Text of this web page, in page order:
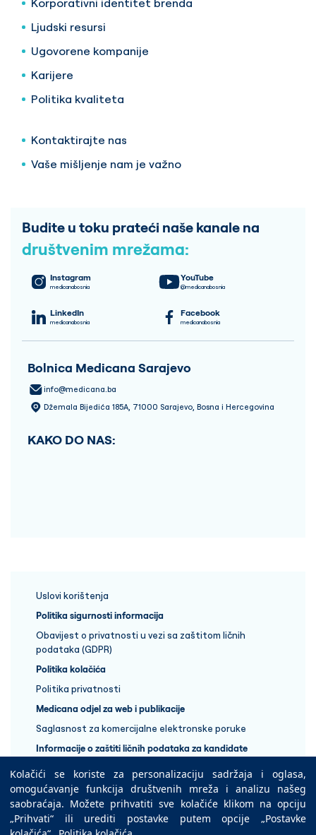
Kolačići se koriste za personalizaciju sadržaja i oglasa,
omogućavanje funkcija društvenih mreža i analizu našeg
saobraćaja. Možete prihvatiti sve kolačiće klikom na opciju
„Prihvati“ ili urediti postavke putem opcije „Postavke
Korporativni identitet brenda
Ljudski resursi
Ugovorene kompanije
Karijere
Politika kvaliteta
Kontaktirajte nas
Vaše mišljenje nam je važno
Budite u toku prateći naše kanale na
društvenim mrežama:
Instagram
medicanabosnia
YouTube
@medicanabosnia
LinkedIn
medicanabosnia
Facebook
medicanabosnia
Bolnica Medicana Sarajevo
info@medicana.ba
Džemala Bijedića 185A, 71000 Sarajevo, Bosna i Hercegovina
KAKO DO NAS:
Uslovi korištenja
Politika sigurnosti informacija
Obavijest o privatnosti u vezi sa zaštitom ličnih
podataka (GDPR)
Politika kolačića
Politika privatnosti
Medicana odjel za web i publikacije
Saglasnost za komercijalne elektronske poruke
Informacije o zaštiti ličnih podataka za kandidate
+387 33 848 888
Copyright © 2025 Medicana Health Group